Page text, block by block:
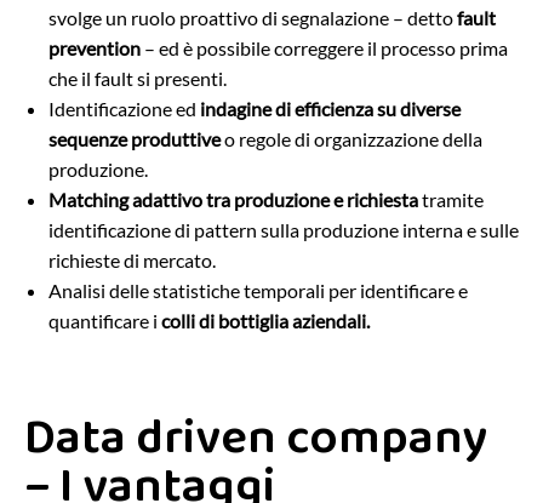
svolge un ruolo proattivo di segnalazione – dettofault
prevention – ed è possibile correggere il processo prima
che il fault si presenti.
Identificazione ed indagine di efficienza su diverse
sequenze produttiveo regole di organizzazione della
produzione.
Matching adattivo tra produzione e richiestatramite
identificazione di pattern sulla produzione interna e sulle
richieste di mercato.
Analisi delle statistiche temporali per identificare e
quantificare i colli di bottiglia aziendali.
Data driven company
– I vantaggi